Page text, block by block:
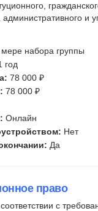
и
набора группы
год
78 000 ₽
78 000 ₽
Онлайн
Нет
Да
право
с